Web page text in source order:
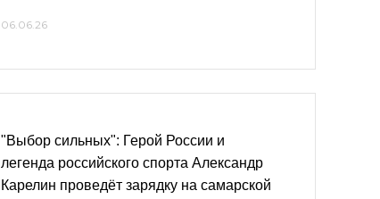
06.06.26
"Выбор сильных": Герой России и
легенда российского спорта Александр
Карелин проведёт зарядку на самарской